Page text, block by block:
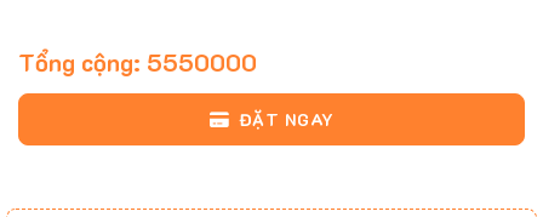
Tổng cộng: 5550000
ĐẶT NGAY